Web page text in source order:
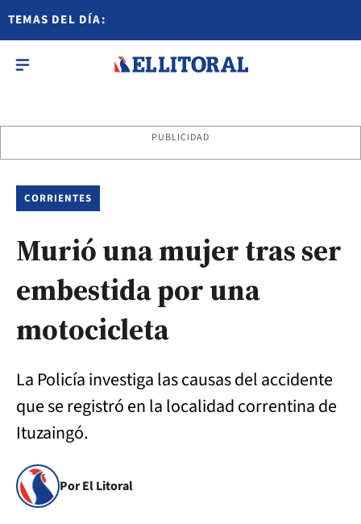
TEMAS DEL DÍA:
PUBLICIDAD
CORRIENTES
Murió una mujer tras ser
embestida por una
motocicleta
La Policía investiga las causas del accidente
que se registró en la localidad correntina de
Ituzaingó.
Por El Litoral